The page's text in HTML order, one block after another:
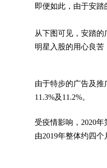
即便如此，由于安踏
从下图可见，安踏
明星入股的用心良苦
由于特步的广告及推
11.3%及11.2%。
受疫情影响，2020
由2019年整体约四